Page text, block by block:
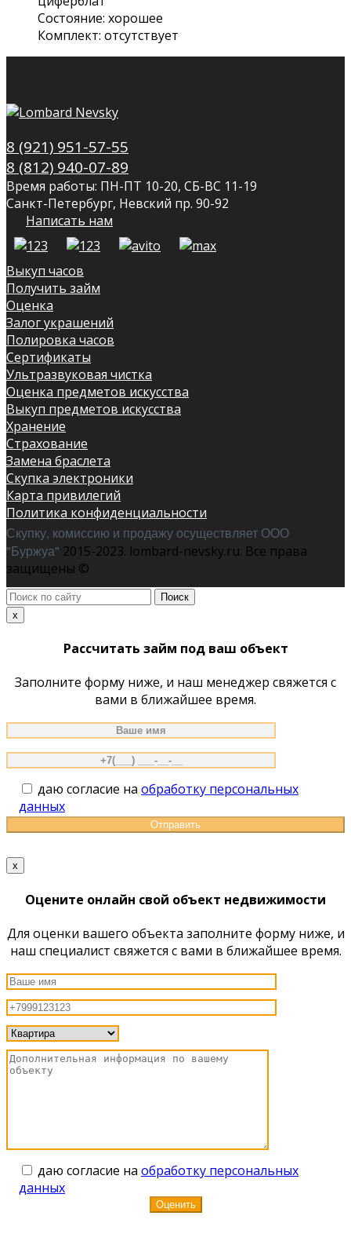
Состояние: хорошее
Комплект: отсутствует
8 (921) 951-57-55
8 (812) 940-07-89
Время работы: ПН-ПТ 10-20, СБ-ВС 11-19
Санкт-Петербург, Невский пр. 90-92
Написать нам
Выкуп часов
Получить займ
Оценка
Залог украшений
Полировка часов
Сертификаты
Ультразвуковая чистка
Оценка предметов искусства
Выкуп предметов искусства
Хранение
Страхование
Замена браслета
Скупка электроники
Карта привилегий
Политика конфиденциальности
Скупку, комиссию и продажу осуществляет ООО
"Буржуа" 2015-2023. lombard-nevsky.ru. Все права
защищены ©
Поиск
по
x
Рассчитать займ под ваш объект
Заполните форму ниже, и наш менеджер свяжется с
вами в ближайшее время.
даю согласие на обработку персональных
данных
x
Оцените онлайн свой объект недвижимости
Для оценки вашего объекта заполните форму ниже, и
наш специалист свяжется с вами в ближайшее время.
даю согласие на обработку персональных
данных